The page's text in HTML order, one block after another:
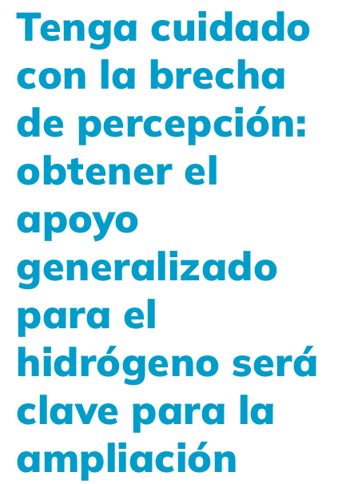
Tenga cuidado
con la brecha
de percepción:
obtener el
apoyo
generalizado
para el
hidrógeno será
clave para la
ampliación